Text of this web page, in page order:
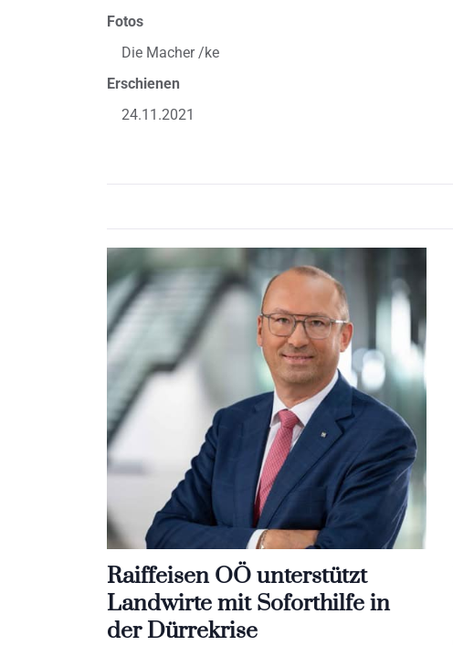
Fotos
Die Macher /ke
Erschienen
24.11.2021
Raiffeisen OÖ unterstützt
Landwirte mit Soforthilfe in
der Dürrekrise